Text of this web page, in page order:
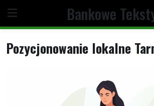
content
Bankowe
Pozycjonowanie lokalne